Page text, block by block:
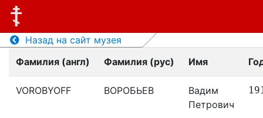
Назад на сайт музея
Фамилия (англ)
Фамилия (рус) Имя
VOROBYOFF ВОРОБЬЕВ
Вадим
Петрович